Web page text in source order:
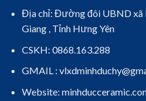
Địa chỉ: Đường đôi UBND xã
Giang , Tỉnh Hưng Yên
CSKH: 0868.163.288
GMAIL :
Website: